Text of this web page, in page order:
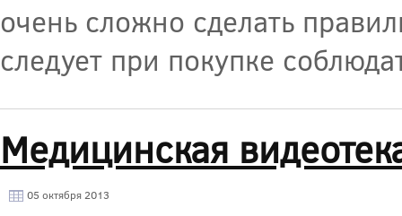
очень сложно сделать
следует при покупке
Медицинская
05 октября 2013